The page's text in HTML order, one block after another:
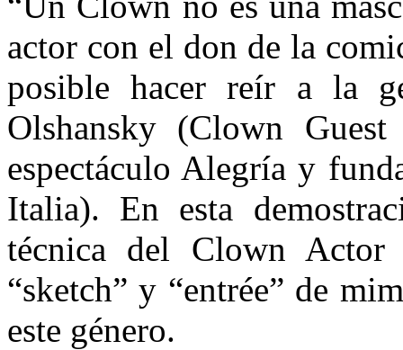
actor con el don de la
posible hacer reír a la
Olshansky (Clown
espectáculo Alegría y
Italia). En esta
técnica del Clown Actor
“sketch” y “entrée” de
este género.